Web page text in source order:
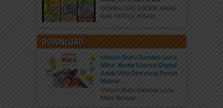
DOWNLOAD EBOOK ANAK
KAK NURUL IHSAN...
DOWNLOAD
Ulasan Buku Gambar Lucu
Mika: Media Literasi Digital
Anak Usia Dini yang Penuh
Makna
Ulasan Buku Gambar Lucu
Mika: Belajar...